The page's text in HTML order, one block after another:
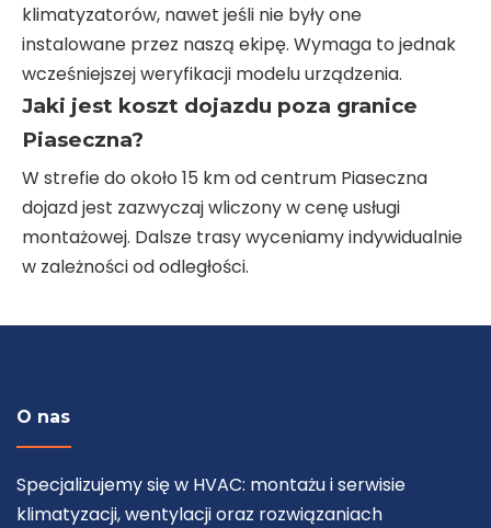
klimatyzatorów, nawet jeśli nie były one
instalowane przez naszą ekipę. Wymaga to jednak
wcześniejszej weryfikacji modelu urządzenia.
Jaki jest koszt dojazdu poza granice
Piaseczna?
W strefie do około 15 km od centrum Piaseczna
dojazd jest zazwyczaj wliczony w cenę usługi
montażowej. Dalsze trasy wyceniamy indywidualnie
w zależności od odległości.
O nas
Specjalizujemy się w HVAC: montażu i serwisie
klimatyzacji, wentylacji oraz rozwiązaniach